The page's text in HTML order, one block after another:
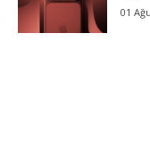
01